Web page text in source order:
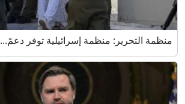
منظمة التحرير: منظمة إسرائيلية توفر دعمً...